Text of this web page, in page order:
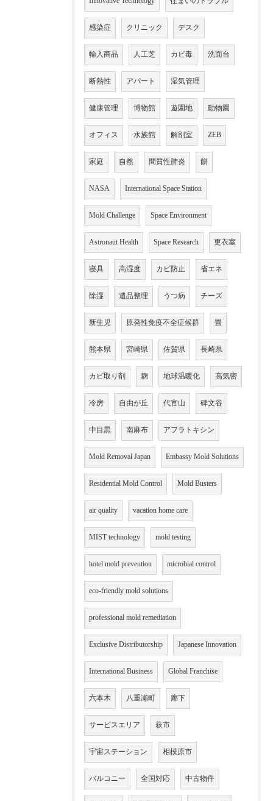
感染症 クリニック デスク
輸入商品 人工芝 カビ毒 洗面台
断熱性 アパート 湿気管理
健康管理 博物館 遊園地 動物園
オフィス 水族館 解剖室 ZEB
家庭 自然 間質性肺炎 餅
NASA International Space Station
Mold Challenge Space Environment
Astronaut Health Space Research 更衣室
寝具 高湿度 カビ防止 省エネ
除湿 遺品整理 うつ病 チーズ
新生児 原発性免疫不全症候群 畳
熊本県 宮崎県 佐賀県 長崎県
カビ取り剤 麹 地球温暖化 高気密
冷房 自由が丘 代官山 碑文谷
中目黒 南麻布 アフラトキシン
Mold Removal Japan Embassy Mold Solutions
Residential Mold Control Mold Busters
air quality vacation home care
MIST technology mold testing
hotel mold prevention microbial control
eco-friendly mold solutions
professional mold remediation
Exclusive Distributorship Japanese Innovation
International Business Global Franchise
六本木 八重瀬町 廊下
サービスエリア 萩市
宇宙ステーション 相模原市
バルコニー 全国対応 中古物件